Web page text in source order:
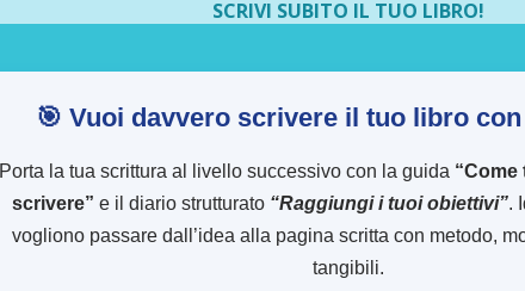
SCRIVI SUBITO IL TUO LIBRO!
🎯 Vuoi davvero scrivere il tuo libro
Porta la tua scrittura al livello successivo con la guida “Come
scrivere” e il diario strutturato “Raggiungi i tuoi obiettivi”.
vogliono passare dall’idea alla pagina scritta con metodo,
tangibili.